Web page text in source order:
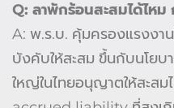
Q: ลาพักร้อนสะสมได้ไหม
A: พ.ร.บ. คุ้มครองแรงงา
บังคับให้สะสม ขึ้นกับนโย
ใหญ่ในไทยอนุญาตให้สะสม